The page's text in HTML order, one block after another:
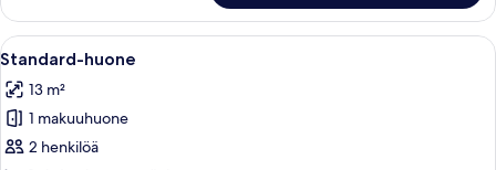
Avaa
kaikki
huonetyypin
Standard-
huone
Moderni kylpyhuone, jossa on
2
Standard-huone
13 m²
1 makuuhuone
2 henkilöä